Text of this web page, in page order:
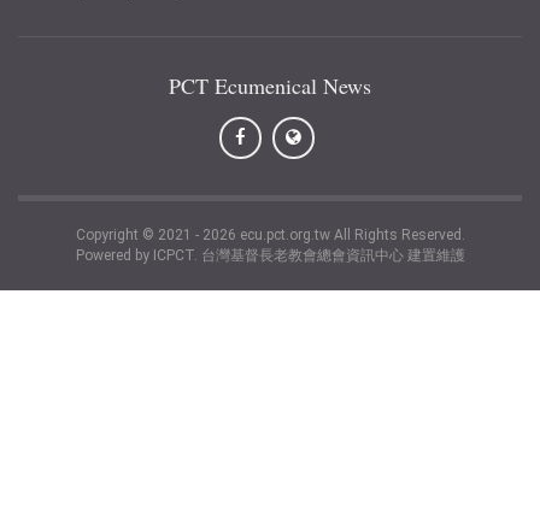
PCT Ecumenical News
Copyright © 2021 - 2026 ecu.pct.org.tw All Rights Reserved.
Powered by ICPCT. 台灣基督長老教會總會資訊中心 建置維護